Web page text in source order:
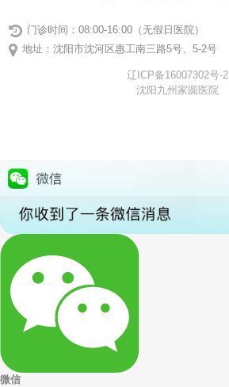
门诊时间：08:00-16:00（无假日医院）
地址：沈阳市沈河区惠工南三路5号、5-2号
辽ICP备16007302号-2
沈阳九州家圆医院
微信